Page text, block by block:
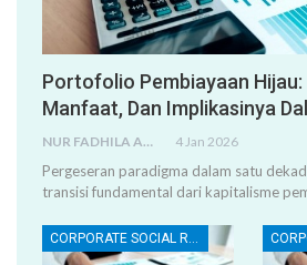
Portofolio Pembiayaan Hijau:
Manfaat, Dan Implikasinya
NUR FADHILA AMRI, SE., AK., M.SI 4 Jan 2026
Pergeseran paradigma dalam satu
transisi fundamental dari kapitalisme